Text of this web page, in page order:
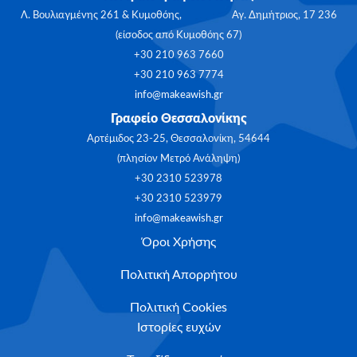
Λ. Βουλιαγμένης 261 & Κυμοθόης, Αγ. Δημήτριος, 17 236
(είσοδος από Κυμοθόης 67)
+30 210 963 7660
+30 210 963 7774
info@makeawish.gr
Γραφείο Θεσσαλονίκης
Αρτέμιδος 23-25, Θεσσαλονίκη, 54644
(πλησίον Μετρό Ανάληψη)
+30 2310 523978
+30 2310 523979
info@makeawish.gr
Όροι Χρήσης
Πολιτική Απορρήτου
Πολιτική Cookies
Ιστορίες ευχών